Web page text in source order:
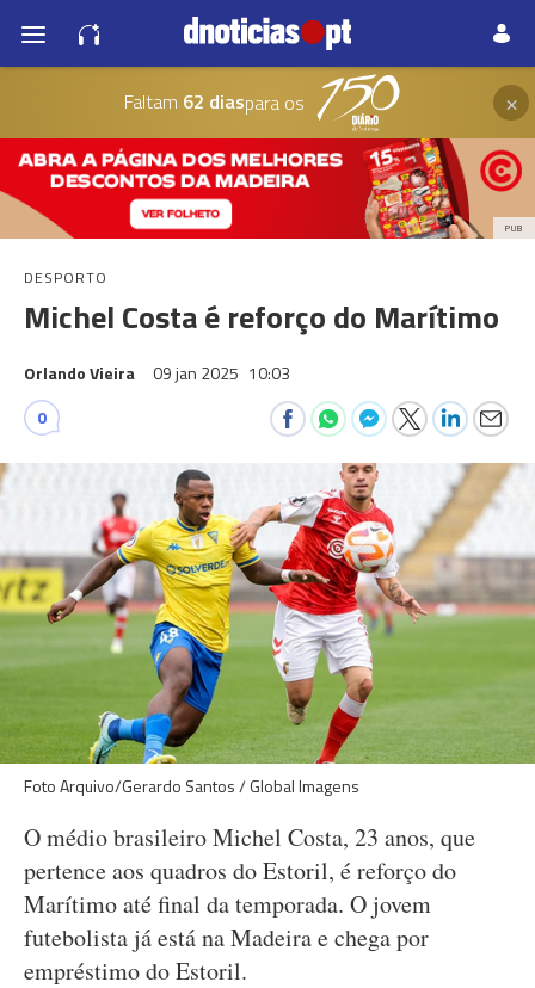
Faltam 62 diaspara os ×
PUB
DESPORTO
Michel Costa é reforço do Marítimo
Orlando Vieira 09 jan 2025 10:03
0
Foto Arquivo/Gerardo Santos / Global Imagens
O médio brasileiro Michel Costa, 23 anos, que
pertence aos quadros do Estoril, é reforço do
Marítimo até final da temporada. O jovem
futebolista já está na Madeira e chega por
empréstimo do Estoril.